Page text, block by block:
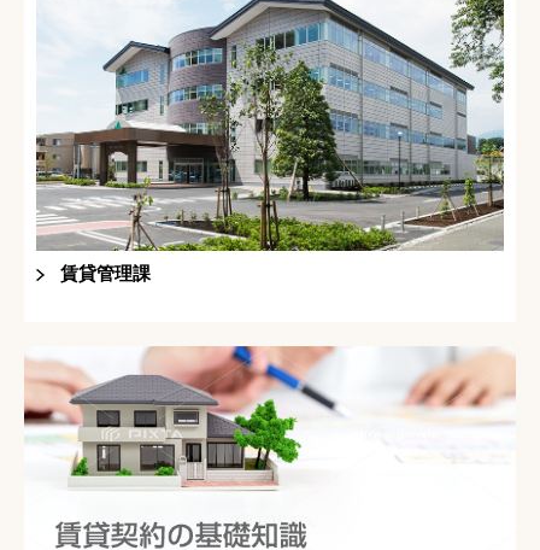
賃貸管理課